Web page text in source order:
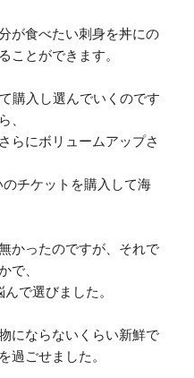
が食べたい刺身を丼にの
とができます。
購入し選んでいくのです
らにボリュームアップさ
チケットを購入して海
かったのですが、それで
、
で選びました。
にならないくらい新鮮で
過ごせました。